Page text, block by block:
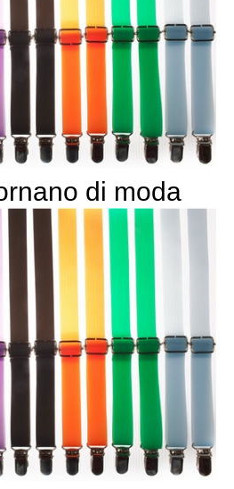
di moda